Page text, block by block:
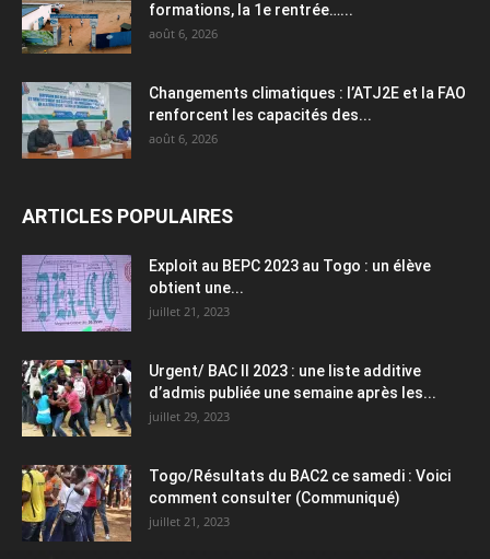
formations, la 1e rentrée…...
août 6, 2026
Changements climatiques : l’ATJ2E et la FAO
renforcent les capacités des...
août 6, 2026
ARTICLES POPULAIRES
Exploit au BEPC 2023 au Togo : un élève
obtient une...
juillet 21, 2023
Urgent/ BAC II 2023 : une liste additive
d’admis publiée une semaine après les...
juillet 29, 2023
Togo/Résultats du BAC2 ce samedi : Voici
comment consulter (Communiqué)
juillet 21, 2023